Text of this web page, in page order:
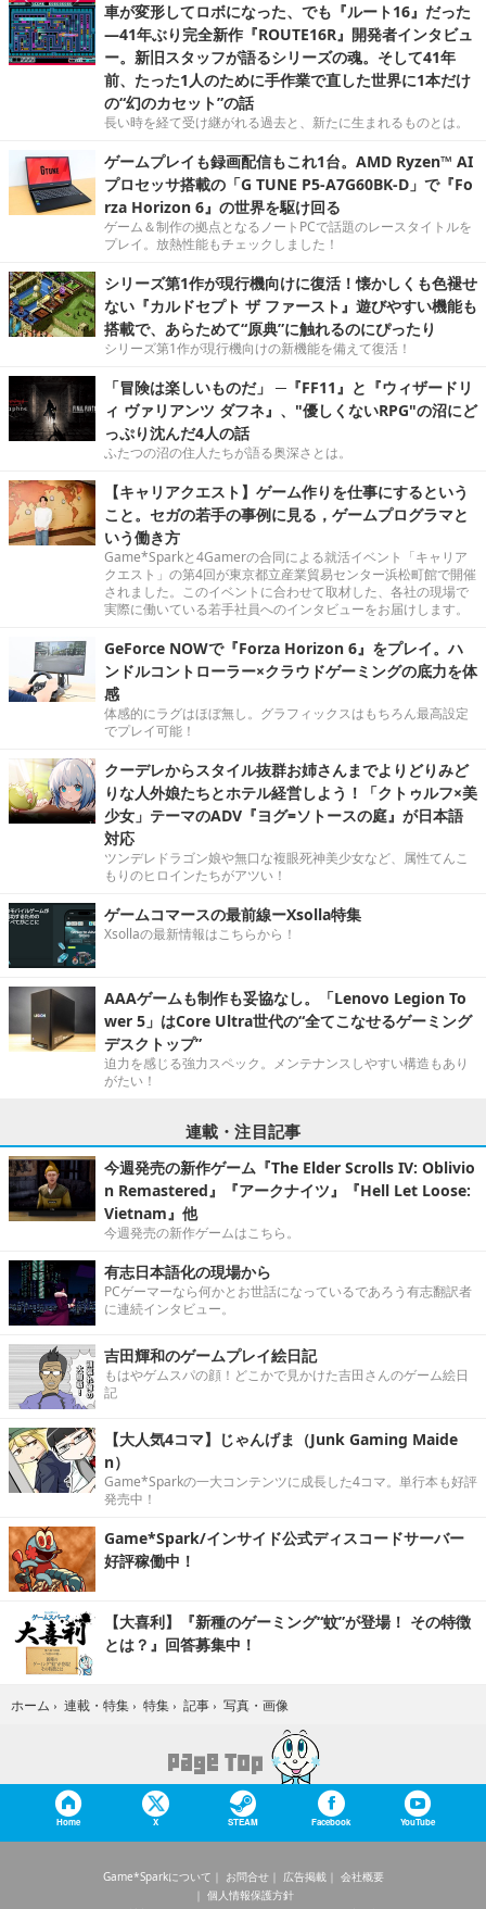
車が変形してロボになった、でも『ルート16』だった
―41年ぶり完全新作『ROUTE16R』開発者インタビュ
ー。新旧スタッフが語るシリーズの魂。そして41年
前、たった1人のために手作業で直した世界に1本だけ
の“幻のカセット”の話
長い時を経て受け継がれる過去と、新たに生まれるものとは。
ゲームプレイも録画配信もこれ1台。AMD Ryzen™ AI
プロセッサ搭載の「G TUNE P5-A7G60BK-D」で『Fo
rza Horizon 6』の世界を駆け回る
ゲーム＆制作の拠点となるノートPCで話題のレースタイトルを
プレイ。放熱性能もチェックしました！
シリーズ第1作が現行機向けに復活！懐かしくも色褪せ
ない『カルドセプト ザ ファースト』遊びやすい機能も
搭載で、あらためて“原典”に触れるのにぴったり
シリーズ第1作が現行機向けの新機能を備えて復活！
「冒険は楽しいものだ」 ─『FF11』と『ウィザードリ
ィ ヴァリアンツ ダフネ』、"優しくないRPG"の沼にど
っぷり沈んだ4人の話
ふたつの沼の住人たちが語る奥深さとは。
【キャリアクエスト】ゲーム作りを仕事にするという
こと。セガの若手の事例に見る，ゲームプログラマと
いう働き方
Game*Sparkと4Gamerの合同による就活イベント「キャリア
クエスト」の第4回が東京都立産業貿易センター浜松町館で開催
されました。このイベントに合わせて取材した、各社の現場で
実際に働いている若手社員へのインタビューをお届けします。
GeForce NOWで『Forza Horizon 6』をプレイ。ハ
ンドルコントローラー×クラウドゲーミングの底力を体
感
体感的にラグはほぼ無し。グラフィックスはもちろん最高設定
でプレイ可能！
クーデレからスタイル抜群お姉さんまでよりどりみど
りな人外娘たちとホテル経営しよう！「クトゥルフ×美
少女」テーマのADV『ヨグ=ソトースの庭』が日本語
対応
ツンデレドラゴン娘や無口な複眼死神美少女など、属性てんこ
もりのヒロインたちがアツい！
ゲームコマースの最前線ーXsolla特集
Xsollaの最新情報はこちらから！
AAAゲームも制作も妥協なし。「Lenovo Legion To
wer 5」はCore Ultra世代の“全てこなせるゲーミング
デスクトップ”
迫力を感じる強力スペック。メンテナンスしやすい構造もあり
がたい！
連載・注目記事
今週発売の新作ゲーム『The Elder Scrolls IV: Oblivio
n Remastered』『アークナイツ』『Hell Let Loose:
Vietnam』他
今週発売の新作ゲームはこちら。
有志日本語化の現場から
PCゲーマーなら何かとお世話になっているであろう有志翻訳者
に連続インタビュー。
吉田輝和のゲームプレイ絵日記
もはやゲムスパの顔！どこかで見かけた吉田さんのゲーム絵日
記
【大人気4コマ】じゃんげま（Junk Gaming Maide
n）
Game*Sparkの一大コンテンツに成長した4コマ。単行本も好評
発売中！
Game*Spark/インサイド公式ディスコードサーバー
好評稼働中！
【大喜利】『新種のゲーミング“蚊”が登場！ その特徴
とは？』回答募集中！
ホーム › 連載・特集 › 特集 › 記事 › 写真・画像
Home X STEAM Facebook YouTube
Game*Sparkについて お問合せ 広告掲載
会社概要
個人情報保護方針